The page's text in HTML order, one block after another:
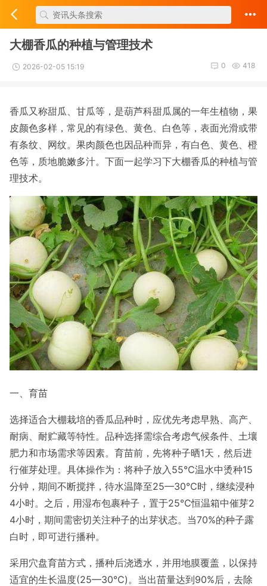
大棚香瓜的种植与管理技术
2026-02-05 15:19 418
0
香瓜又称甜瓜、甘瓜等，是葫芦科甜瓜属的一年生植物，果
皮颜色多样，常见的有绿色、黄色、白色等，表面光滑或带
有条纹、网纹。果肉颜色也因品种而异，有白色、黄色、橙
色等，质地脆嫩多汁。下面一起学习下大棚香瓜的种植与管
理技术。
一、育苗
选择适合大棚栽培的香瓜品种时，应优先考虑早熟、高产、
耐病、耐贮藏等特性。品种选择需综合考虑气候条件、土壤
肥力和市场需求等因素。育苗前，先将种子晒1天，然后进
行催芽处理。具体操作为：将种子放入55℃温水中烫种15
分钟，期间不断搅拌，待水温降至25—30℃时，继续浸种
4小时。之后，用湿布包裹种子，置于25℃恒温箱中催芽2
4小时，期间需密切关注种子的出芽状态。当70%的种子露
白时，即可进行播种。
采用穴盘育苗方式，播种后浇透水，并用地膜覆盖，以保持
适宜的生长温度(25—30℃)。当出苗量达到90%后，去除